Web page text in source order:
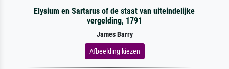
Elysium en Sartarus of de staat van uiteindelijke
vergelding, 1791
James Barry
Afbeelding kiezen